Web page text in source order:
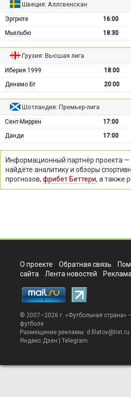
Швеция: Аллсвенскан
Эргрюте 16:00
Мьельбю
18:30
Грузия: Высшая лига
Иберия 1999 18:00
Динамо Бт
20:00
Шотландия: Премьер-лига
Сент-Миррен 17:00
Данди
17:00
Информационный партнёр проекта
найдёте аналитику и обзоры
прогнозов, фрибет Беттери, а также
О проекте Обратная связь
сайта
Лента новостей
© 2007–2026 г. «Футбольная страна»
футболе
Размещение рекламы: d.filatov@list.ru
Яндекс.Дзен
Telegram